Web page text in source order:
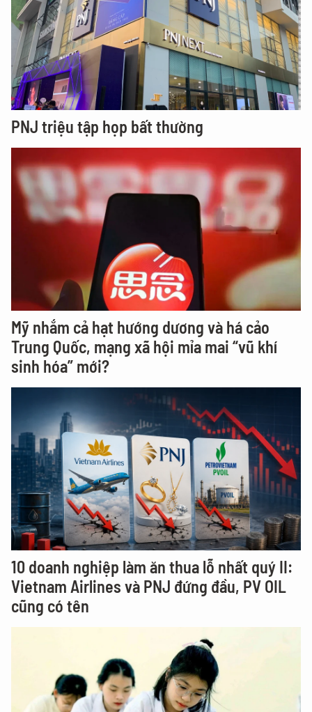
PNJ triệu tập họp bất thường
Mỹ nhắm cả hạt hướng dương và há cảo
Trung Quốc, mạng xã hội mỉa mai “vũ khí
sinh hóa” mới?
10 doanh nghiệp làm ăn thua lỗ nhất quý II:
Vietnam Airlines và PNJ đứng đầu, PV OIL
cũng có tên